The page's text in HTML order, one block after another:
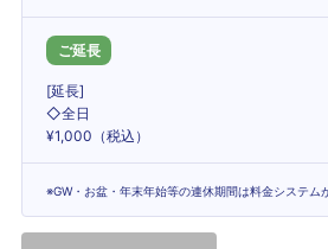
ご延長
[延長]
◇全日
¥1,000（税込）
※GW・お盆・年末年始等の連休期間は料金システム